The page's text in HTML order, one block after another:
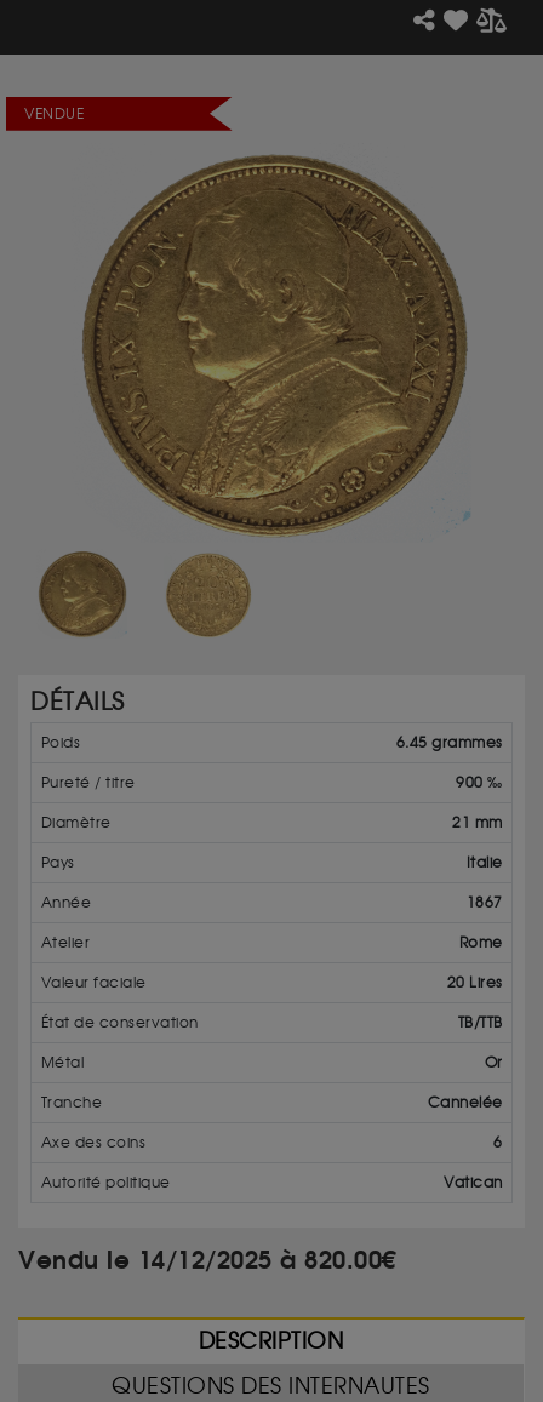
DÉTAILS
Poids 6.45 grammes
Pureté / titre 900 ‰
Diamètre 21 mm
Pays Italie
Année 1867
Atelier Rome
Valeur faciale 20 Lires
État de conservation TB/TTB
Métal Or
Tranche Cannelée
Axe des coins 6
Autorité politique Vatican
VENDUE
Vendu le 14/12/2025 à 820.00€
DESCRIPTION
QUESTIONS DES INTERNAUTES